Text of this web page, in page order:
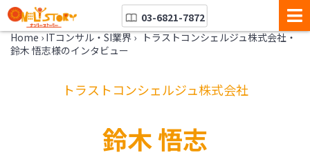
03-6821-7872
Home › ITコンサル・SI業界 › トラストコンシェルジュ株式会社・
鈴木 悟志様のインタビュー
トラストコンシェルジュ株式会社
鈴木 悟志